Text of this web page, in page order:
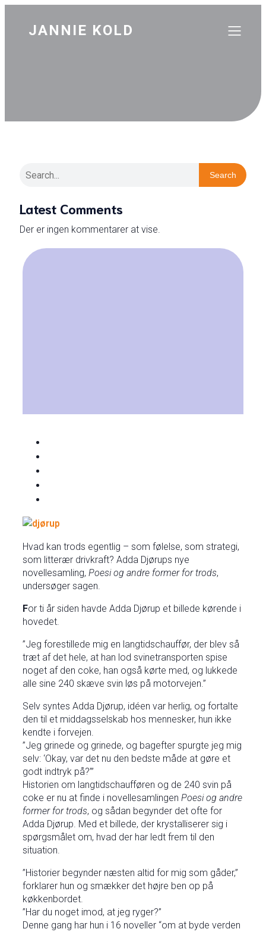
JANNIE KOLD
Search
Latest Comments
Der er ingen kommentarer at vise.
Hvad kan trods egentlig – som følelse, som strategi,
som litterær drivkraft? Adda Djørups nye
novellesamling, Poesi og andre former for trods,
undersøger sagen.
For ti år siden havde Adda Djørup et billede kørende i
hovedet.
”Jeg forestillede mig en langtidschauffør, der blev så
træt af det hele, at han lod svinetransporten spise
noget af den coke, han også kørte med, og lukkede
alle sine 240 skæve svin løs på motorvejen.”
Selv syntes Adda Djørup, idéen var herlig, og fortalte
den til et middagsselskab hos mennesker, hun ikke
kendte i forvejen.
”Jeg grinede og grinede, og bagefter spurgte jeg mig
selv: ‘Okay, var det nu den bedste måde at gøre et
godt indtryk på?’”
Historien om langtidschaufføren og de 240 svin på
coke er nu at finde i novellesamlingen Poesi og andre
former for trods, og sådan begynder det ofte for
Adda Djørup. Med et billede, der krystalliserer sig i
spørgsmålet om, hvad der har ledt frem til den
situation.
”Historier begynder næsten altid for mig som gåder,”
forklarer hun og smækker det højre ben op på
køkkenbordet.
”Har du noget imod, at jeg ryger?”
Denne gang har hun i 16 noveller “om at byde verden